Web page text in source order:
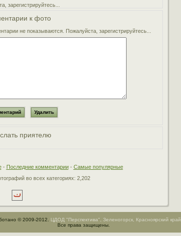
зарегистрируйтесь...
к фото
не показываются. Пожалуйста, зарегистрируйтесь...
приятелю
- Последние комментарии- Самые популярные
во всех категориях: 2,202
© 2009-2012. ЦДОД "Перспектива", Зеленогорск, Красноярский край
Все права защищены.